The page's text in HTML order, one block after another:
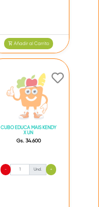
Añadir al Carrito
CUBO EDUCA MAIS KENDY
X UN
Gs. 34.600
- Und. +